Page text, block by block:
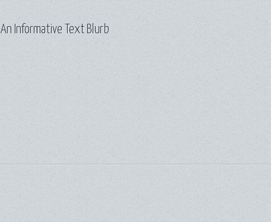
An Informative Text Blurb